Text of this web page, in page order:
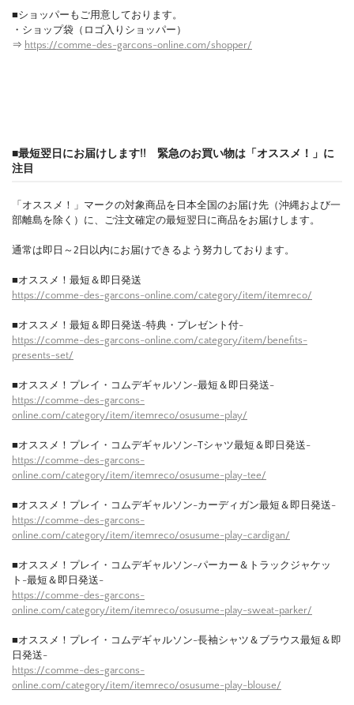
■ショッパーもご用意しております。
・ショップ袋（ロゴ入りショッパー）
⇒ https://comme-des-garcons-online.com/shopper/
■最短翌日にお届けします!! 緊急のお買い物は「オススメ！」に
注目
「オススメ！」マークの対象商品を日本全国のお届け先（沖縄および一
部離島を除く）に、ご注文確定の最短翌日に商品をお届けします。
通常は即日～2日以内にお届けできるよう努力しております。
■オススメ！最短＆即日発送
https://comme-des-garcons-online.com/category/item/itemreco/
■オススメ！最短＆即日発送-特典・プレゼント付-
https://comme-des-garcons-online.com/category/item/benefits-
presents-set/
■オススメ！プレイ・コムデギャルソン-最短＆即日発送-
https://comme-des-garcons-
online.com/category/item/itemreco/osusume-play/
■オススメ！プレイ・コムデギャルソン-Tシャツ最短＆即日発送-
https://comme-des-garcons-
online.com/category/item/itemreco/osusume-play-tee/
■オススメ！プレイ・コムデギャルソン-カーディガン最短＆即日発送-
https://comme-des-garcons-
online.com/category/item/itemreco/osusume-play-cardigan/
■オススメ！プレイ・コムデギャルソン-パーカー＆トラックジャケッ
ト-最短＆即日発送-
https://comme-des-garcons-
online.com/category/item/itemreco/osusume-play-sweat-parker/
■オススメ！プレイ・コムデギャルソン-長袖シャツ＆ブラウス最短＆即
日発送-
https://comme-des-garcons-
online.com/category/item/itemreco/osusume-play-blouse/